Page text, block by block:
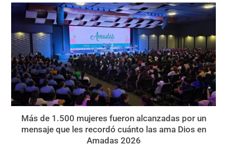
Más de 1.500 mujeres fueron alcanzadas por un
mensaje que les recordó cuánto las ama Dios en
Amadas 2026